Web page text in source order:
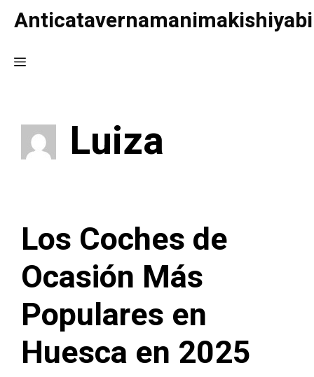
Saltar
contenido
Anticatavernamanimakishiyabi
Menú
Luiza
Los Coches de
Ocasión Más
Populares en
Huesca en 2025